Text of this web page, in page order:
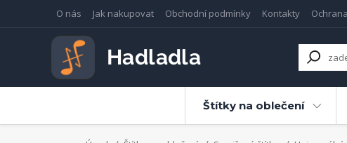
O nás Jak nakupovat Obchodní podmínky Kontakty
Štítky na oblečení